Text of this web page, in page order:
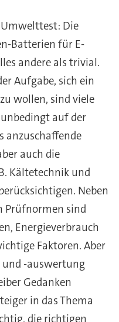
Die
Batterien für E-
andere als trivial.
Aufgabe, sich ein
wollen, sind viele
auf der
anzuschaffende
auch die
Kältetechnik und
Neben
Prüfnormen sind
Energieverbrauch
Faktoren. Aber
-auswertung
Gedanken
in das Thema
die richtigen